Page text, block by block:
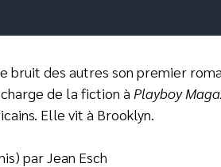
bruit des autres son premier
de la fiction à Playboy
Elle vit à Brooklyn.
par Jean Esch